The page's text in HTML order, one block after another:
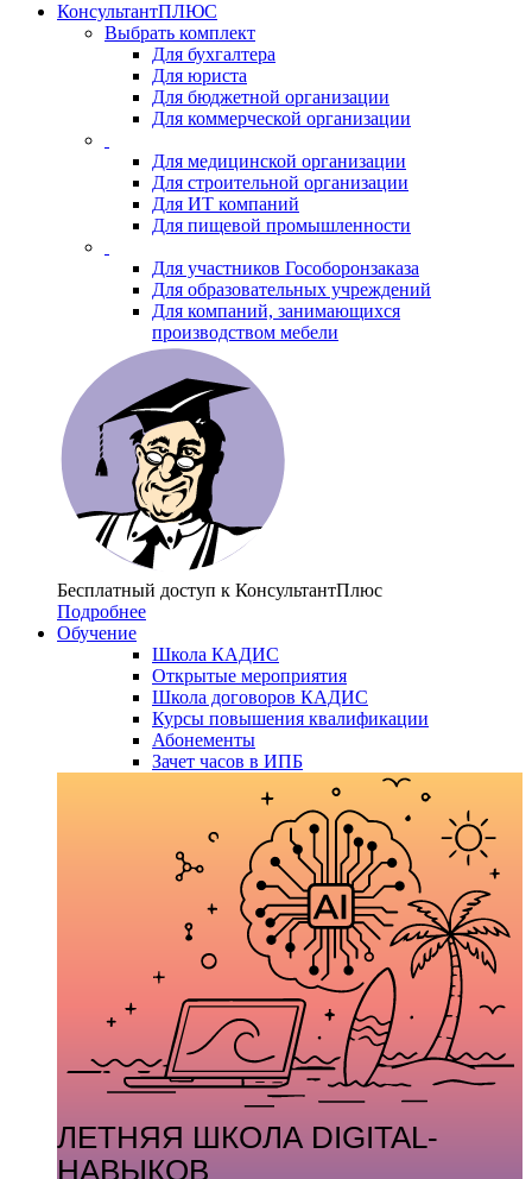
КонсультантПЛЮС
Выбрать комплект
Для бухгалтера
Для юриста
Для бюджетной организации
Для коммерческой организации
Для медицинской организации
Для строительной организации
Для ИТ компаний
Для пищевой промышленности
Для участников Гособоронзаказа
Для образовательных учреждений
Для компаний, занимающихся
производством мебели
Бесплатный доступ к КонсультантПлюс
Подробнее
Обучение
Школа КАДИС
Открытые мероприятия
Школа договоров КАДИС
Курсы повышения квалификации
Абонементы
Зачет часов в ИПБ
ЛЕТНЯЯ ШКОЛА DIGITAL-
НАВЫКОВ